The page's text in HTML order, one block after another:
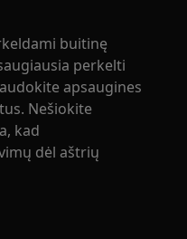
buitinę
perkelti
apsaugines
Nešiokite
kad
dėl aštrių